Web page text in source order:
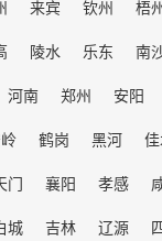
来宾 钦州 梧
陵水 乐东 南
河南 郑州 安阳
鹤岗 黑河
门 襄阳 孝感
城 吉林 辽源